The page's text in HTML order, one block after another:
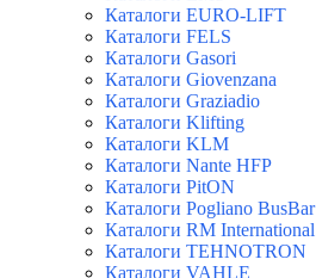
Каталоги EURO-LIFT
Каталоги FELS
Каталоги Gasori
Каталоги Giovenzana
Каталоги Graziadio
Каталоги Klifting
Каталоги KLM
Каталоги Nante HFP
Каталоги PitON
Каталоги Pogliano BusBar
Каталоги RM International
Каталоги TEHNOTRON
Каталоги VAHLE